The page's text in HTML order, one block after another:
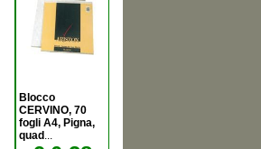
Blocco
CERVINO, 70
fogli A4, Pigna,
quad ...